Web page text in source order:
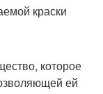
краски
которое
ей